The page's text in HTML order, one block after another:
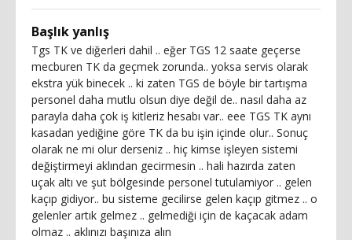
Başlık yanlış
Tgs TK ve diğerleri dahil .. eğer TGS 12 saate geçerse
mecburen TK da geçmek zorunda.. yoksa servis olarak
ekstra yük binecek .. ki zaten TGS de böyle bir tartışma
personel daha mutlu olsun diye değil de.. nasıl daha az
parayla daha çok iş kitleriz hesabı var.. eee TGS TK aynı
kasadan yediğine göre TK da bu işin içinde olur.. Sonuç
olarak ne mi olur derseniz .. hiç kimse işleyen sistemi
değiştirmeyi aklından gecirmesin .. hali hazırda zaten
uçak altı ve şut bölgesinde personel tutulamiyor .. gelen
kaçıp gidiyor.. bu sisteme gecilirse gelen kaçıp gitmez .. o
gelenler artık gelmez .. gelmediği için de kaçacak adam
olmaz .. aklınızı başınıza alın